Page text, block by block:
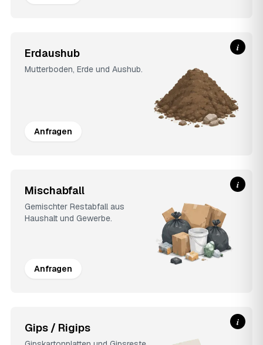
Erdaushub
Mutterboden, Erde und Aushub.
Anfragen
i
Mischabfall
Gemischter Restabfall aus
Haushalt und Gewerbe.
Anfragen
i
Gips / Rigips i